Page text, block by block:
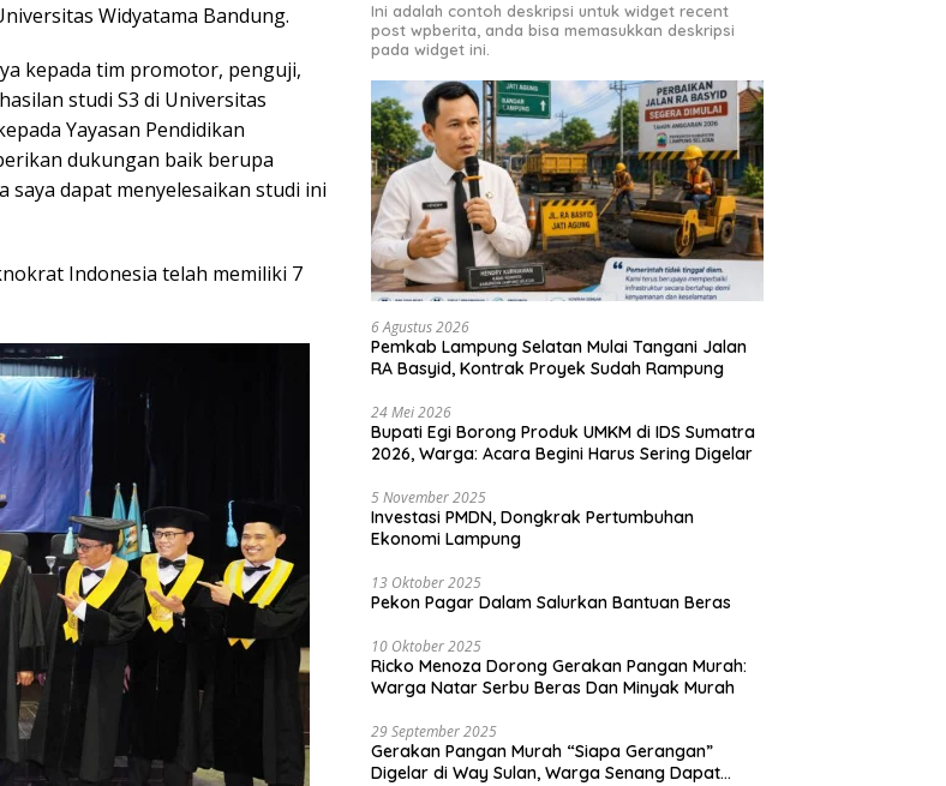
Widyatama Bandung.
kepada tim promotor, penguji,
studi S3 di Universitas
Yayasan Pendidikan
dukungan baik berupa
dapat menyelesaikan studi ini
Indonesia telah memiliki 7
Ini adalah contoh deskripsi untuk widget recent
post wpberita, anda bisa memasukkan deskripsi
pada widget ini.
6 Agustus 2026
Pemkab Lampung Selatan Mulai Tangani Jalan
RA Basyid, Kontrak Proyek Sudah Rampung
24 Mei 2026
Bupati Egi Borong Produk UMKM di IDS Sumatra
2026, Warga: Acara Begini Harus Sering Digelar
5 November 2025
Investasi PMDN, Dongkrak Pertumbuhan
Ekonomi Lampung
13 Oktober 2025
Pekon Pagar Dalam Salurkan Bantuan Beras
10 Oktober 2025
Ricko Menoza Dorong Gerakan Pangan Murah:
Warga Natar Serbu Beras Dan Minyak Murah
29 September 2025
Gerakan Pangan Murah “Siapa Gerangan”
Digelar di Way Sulan, Warga Senang Dapat